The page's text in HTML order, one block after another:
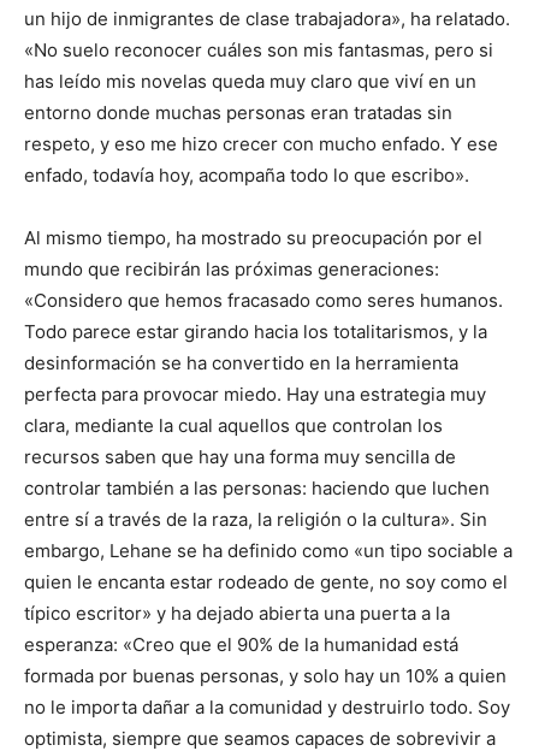
un hijo de inmigrantes de clase trabajadora», ha relatado.
«No suelo reconocer cuáles son mis fantasmas, pero si
has leído mis novelas queda muy claro que viví en un
entorno donde muchas personas eran tratadas sin
respeto, y eso me hizo crecer con mucho enfado. Y ese
enfado, todavía hoy, acompaña todo lo que escribo».
Al mismo tiempo, ha mostrado su preocupación por el
mundo que recibirán las próximas generaciones:
«Considero que hemos fracasado como seres humanos.
Todo parece estar girando hacia los totalitarismos, y la
desinformación se ha convertido en la herramienta
perfecta para provocar miedo. Hay una estrategia muy
clara, mediante la cual aquellos que controlan los
recursos saben que hay una forma muy sencilla de
controlar también a las personas: haciendo que luchen
entre sí a través de la raza, la religión o la cultura». Sin
embargo, Lehane se ha definido como «un tipo sociable a
quien le encanta estar rodeado de gente, no soy como el
típico escritor» y ha dejado abierta una puerta a la
esperanza: «Creo que el 90% de la humanidad está
formada por buenas personas, y solo hay un 10% a quien
no le importa dañar a la comunidad y destruirlo todo. Soy
optimista, siempre que seamos capaces de sobrevivir a